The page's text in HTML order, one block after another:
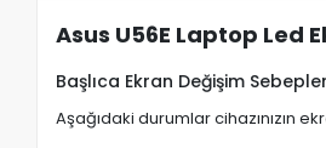
Asus U56E Laptop Led
Başlıca Ekran Değişim
Aşağıdaki durumlar cihazınızın